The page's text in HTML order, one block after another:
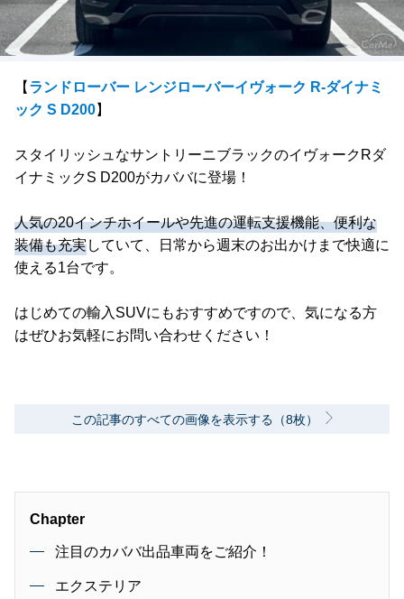
【 ランドローバー レンジローバーイヴォーク R-ダイナミ
ック S D200】
スタイリッシュなサントリーニブラックのイヴォークRダ
イナミックS D200がカババに登場！
人気の20インチホイールや先進の運転支援機能、便利な
装備も充実していて、日常から週末のお出かけまで快適に
使える1台です。
はじめての輸入SUVにもおすすめですので、気になる方
はぜひお気軽にお問い合わせください！
この記事のすべての画像を表示する（8枚）
Chapter
注目のカババ出品車両をご紹介！
エクステリア